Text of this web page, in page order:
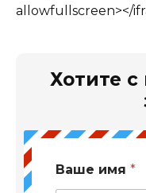
allowfullscreen></
Хотите с
Ваше имя *